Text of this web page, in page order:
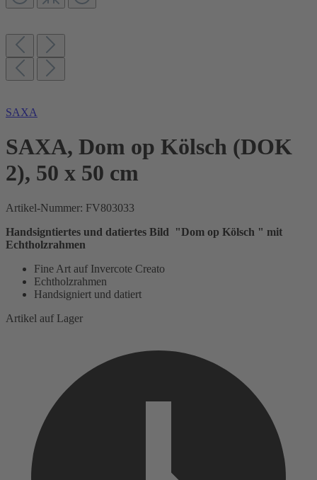
SAXA
SAXA, Dom op Kölsch (DOK
2), 50 x 50 cm
Artikel-Nummer: FV803033
Handsigntiertes und datiertes Bild "Dom op Kölsch " mit
Echtholzrahmen
Fine Art auf Invercote Creato
Echtholzrahmen
Handsigniert und datiert
Artikel auf Lager